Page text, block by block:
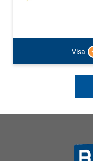
Visa